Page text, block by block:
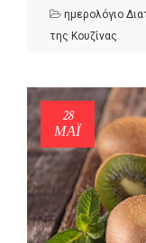
ημερολόγιο
της Κουζίνας
28
ΜΑΪ́